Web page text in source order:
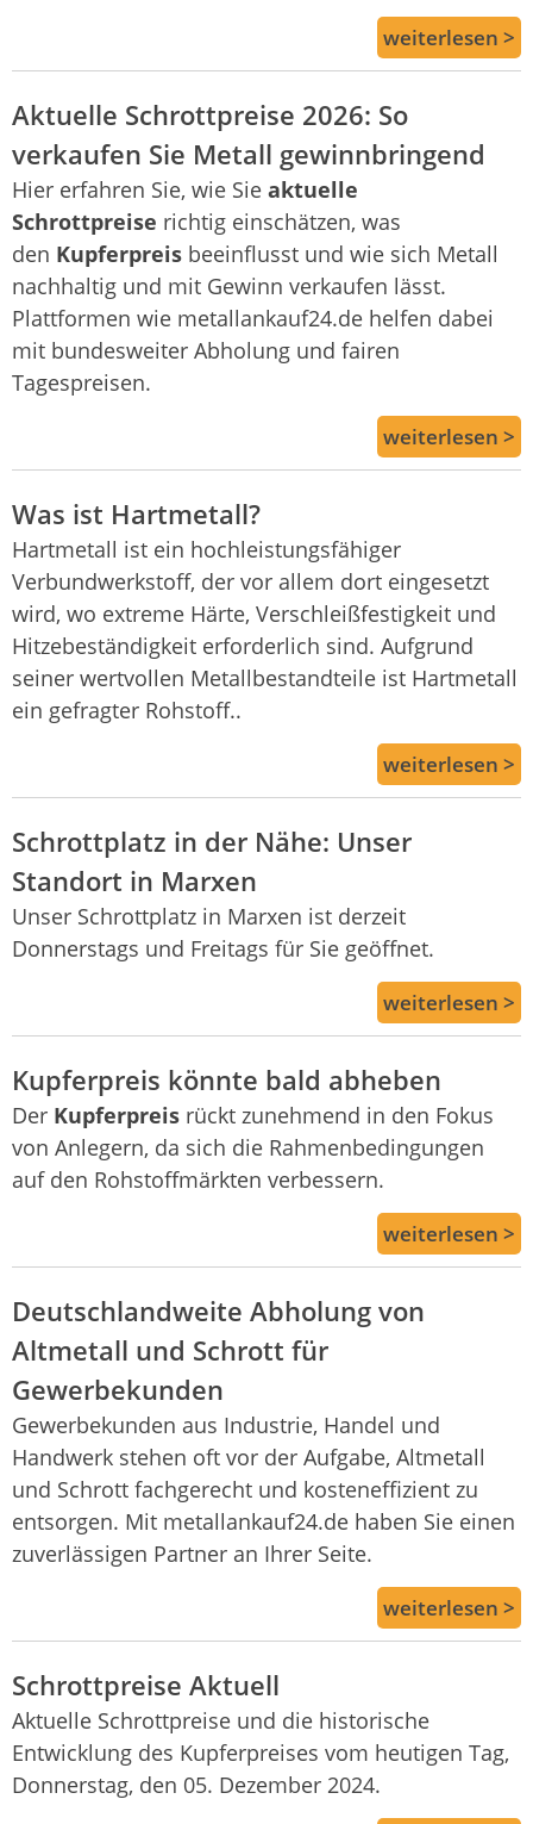
weiterlesen >
Aktuelle Schrottpreise 2026: So
verkaufen Sie Metall gewinnbringend
Hier erfahren Sie, wie Sie aktuelle
Schrottpreise richtig einschätzen, was
den Kupferpreis beeinflusst und wie sich Metall
nachhaltig und mit Gewinn verkaufen lässt.
Plattformen wie metallankauf24.de helfen dabei
mit bundesweiter Abholung und fairen
Tagespreisen.
weiterlesen >
Was ist Hartmetall?
Hartmetall ist ein hochleistungsfähiger
Verbundwerkstoff, der vor allem dort eingesetzt
wird, wo extreme Härte, Verschleißfestigkeit und
Hitzebeständigkeit erforderlich sind. Aufgrund
seiner wertvollen Metallbestandteile ist Hartmetall
ein gefragter Rohstoff..
weiterlesen >
Schrottplatz in der Nähe: Unser
Standort in Marxen
Unser Schrottplatz in Marxen ist derzeit
Donnerstags und Freitags für Sie geöffnet.
weiterlesen >
Kupferpreis könnte bald abheben
Der Kupferpreis rückt zunehmend in den Fokus
von Anlegern, da sich die Rahmenbedingungen
auf den Rohstoffmärkten verbessern.
weiterlesen >
Deutschlandweite Abholung von
Altmetall und Schrott für
Gewerbekunden
Gewerbekunden aus Industrie, Handel und
Handwerk stehen oft vor der Aufgabe, Altmetall
und Schrott fachgerecht und kosteneffizient zu
entsorgen. Mit metallankauf24.de haben Sie einen
zuverlässigen Partner an Ihrer Seite.
weiterlesen >
Schrottpreise Aktuell
Aktuelle Schrottpreise und die historische
Entwicklung des Kupferpreises vom heutigen Tag,
Donnerstag, den 05. Dezember 2024.